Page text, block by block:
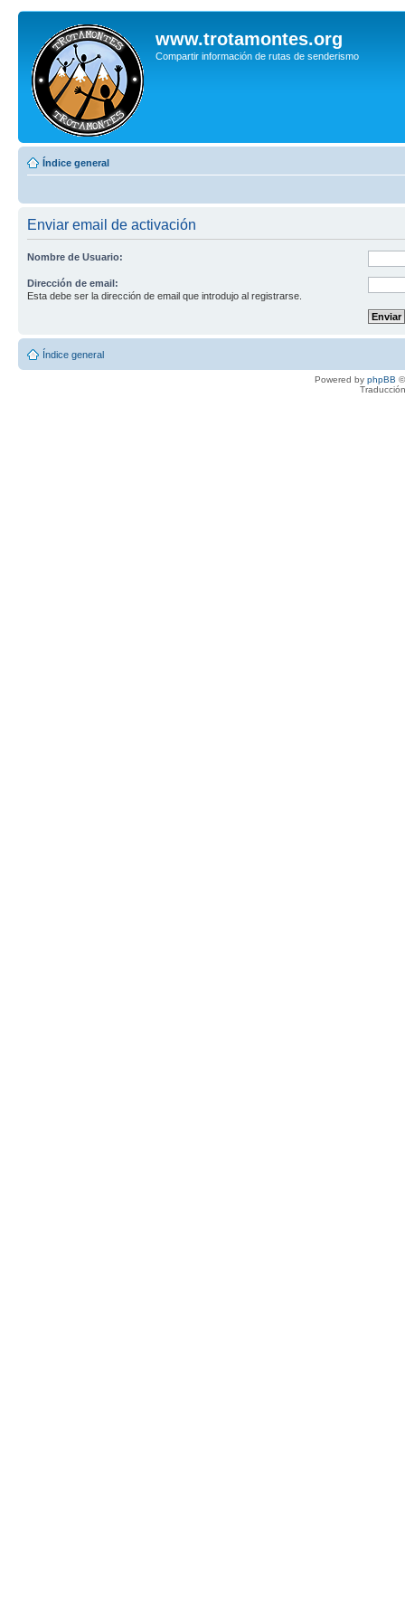
www.trotamontes.org
Compartir información de rutas de senderismo
Índice general
Enviar email de activación
Nombre de Usuario:
Dirección de email:
Esta debe ser la dirección de email que introdujo al registrarse.
Índice general
Powered by phpBB